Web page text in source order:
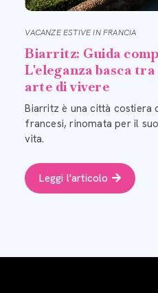
VACANZE ESTIVE IN FRANCIA
Biarritz: Guida
L'eleganza basca
arte di vivere
Biarritz è una città costiera
francesi, rinomata per il
vita.
Leggi l'articolo